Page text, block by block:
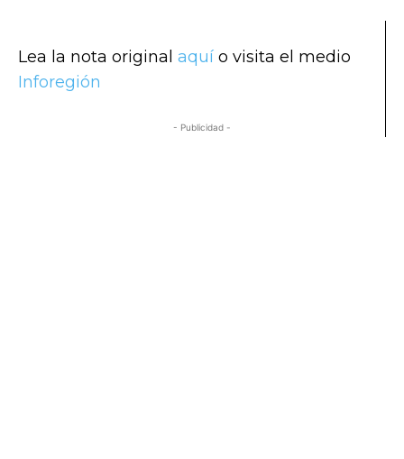
Lea la nota original aquí o visita el medio
Inforegión
- Publicidad -